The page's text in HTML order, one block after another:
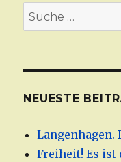
Suche
nach:
NEUESTE
Langenhagen.
Freiheit! Es